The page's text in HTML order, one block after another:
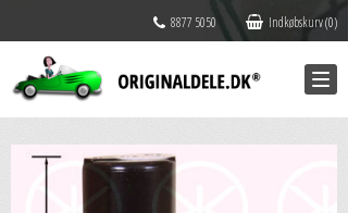
8877 5050 Indkøbskurv (0)